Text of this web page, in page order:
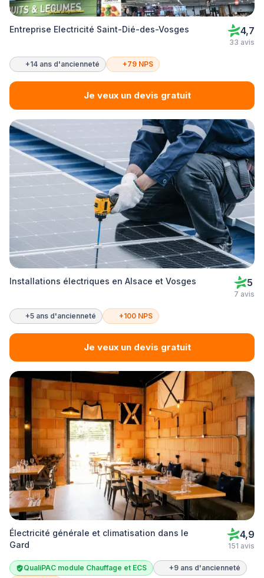
Entreprise Electricité Saint-Dié-des-Vosges 4,7
33 avis
+14 ans d'ancienneté +79 NPS
Je veux un devis gratuit
Installations électriques en Alsace et Vosges 5
7 avis
+5 ans d'ancienneté +100 NPS
Je veux un devis gratuit
Électricité générale et climatisation dans le
Gard
4,9
151 avis
QualiPAC module Chauffage et ECS
+9 ans d'ancienneté